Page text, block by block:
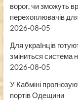
ворог, чи зможуть
перехоплювачів
2026-08-05
Для українців
зміниться система
2026-08-05
У Кабміні
портів Одещини